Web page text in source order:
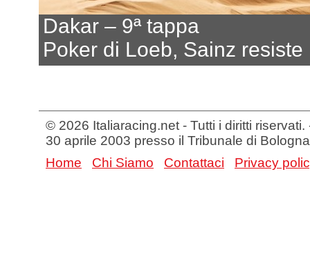
Dakar – 9ª tappa
Poker di Loeb, Sainz resiste
© 2026 Italiaracing.net - Tutti i diritti
30 aprile 2003 presso il Tribunale di Bologna
Home
Chi Siamo Contattaci Privacy